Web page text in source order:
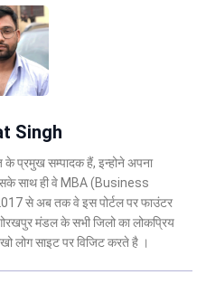
Singh
के प्रमुख सम्पादक हैं, इन्होने अपना
साथ ही वे MBA (Business
से अब तक वे इस पोर्टल पर फाउंटर
मंडल के सभी जिलो का लोकप्रिय
लोग साइट पर विजिट करते है ।